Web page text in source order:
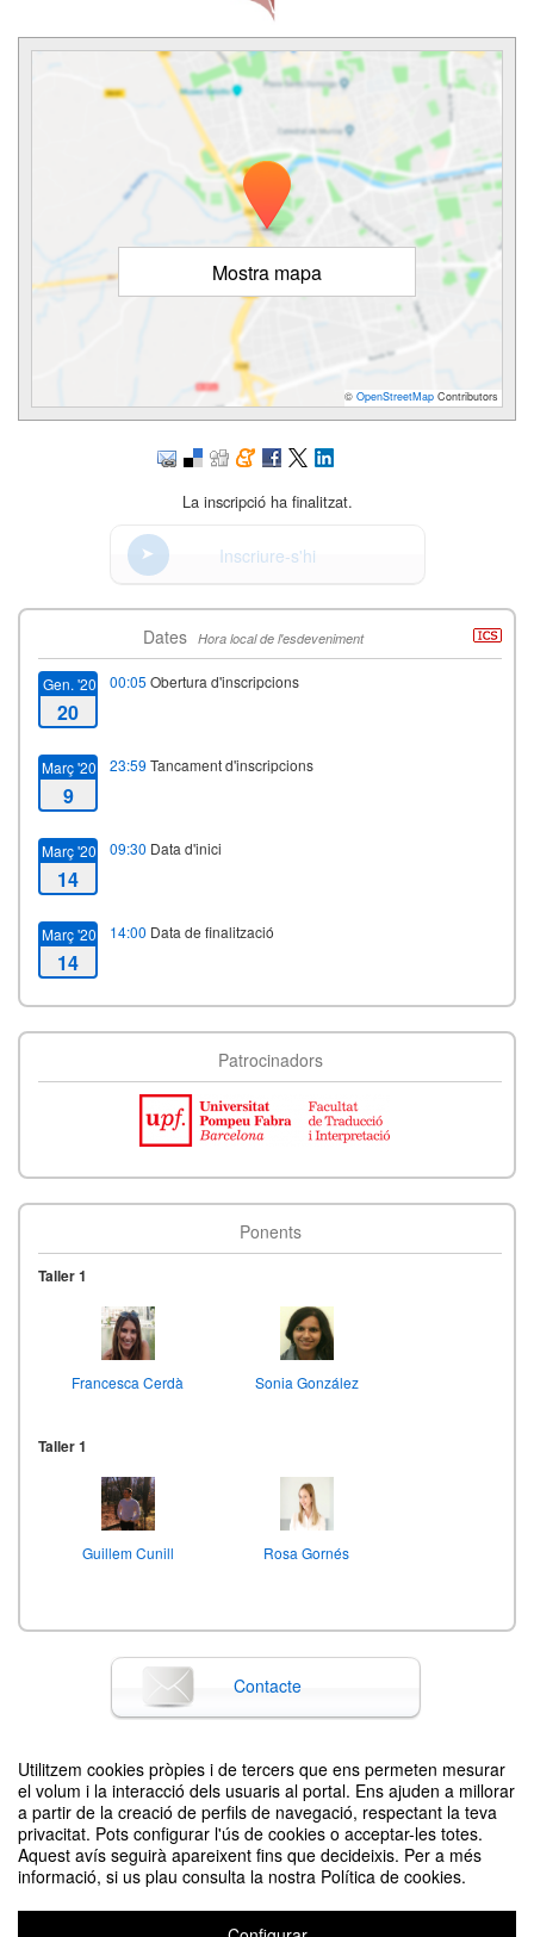
Utilitzem cookies pròpies i de tercers que ens permeten mesurar
el volum i la interacció dels usuaris al portal. Ens ajuden a millorar
a partir de la creació de perfils de navegació, respectant la teva
privacitat. Pots configurar l'ús de cookies o acceptar-les totes.
Aquest avís seguirà apareixent fins que decideixis. Per a més
informació, si us plau consulta la nostra Política de cookies.
Mostra mapa
© OpenStreetMap Contributors
La inscripció ha finalitzat.
Inscriure-s'hi
Dates Hora local de l'esdeveniment
Gen. '20
20
00:05 Obertura d'inscripcions
Març '20
9
23:59 Tancament d'inscripcions
Març '20
14
09:30 Data d'inici
Març '20
14
14:00 Data de finalització
Patrocinadors
Ponents
Taller 1
Francesca Cerdà Sonia González
Taller 1
Guillem Cunill Rosa Gornés
Alexandra Navarrete Aida Villaécija
Taller 2
Delfina Aliaga
Contacte
Difon el teu esdeveniment posant el codi següent en el teu lloc